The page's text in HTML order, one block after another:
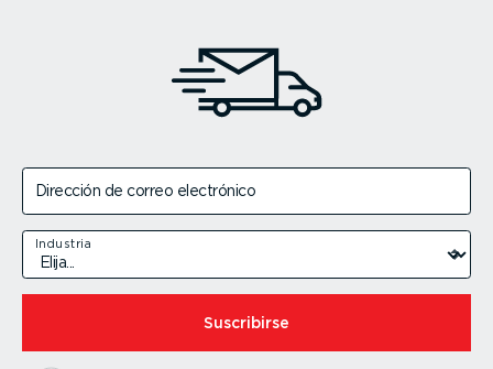
Dirección de correo electrónico
Industria
Suscribirse